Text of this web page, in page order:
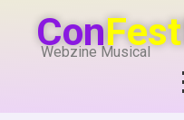
ConFest
Webzine Musical